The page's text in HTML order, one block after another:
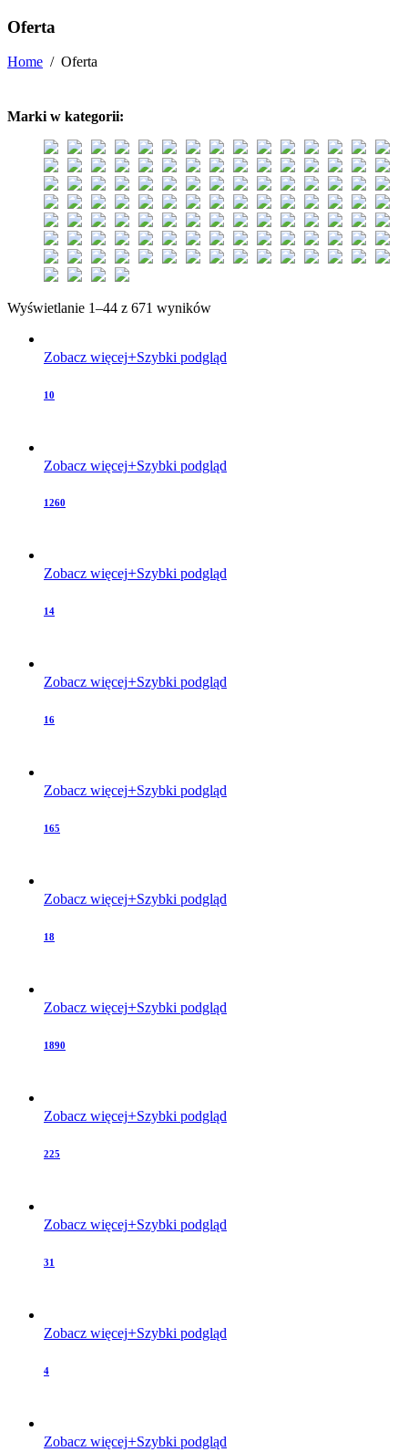
Oferta
Home / Oferta
Marki w kategorii:
Wyświetlanie 1–44 z 671 wyników
Zobacz więcej Szybki podgląd
10
Zobacz więcej Szybki podgląd
1260
Zobacz więcej Szybki podgląd
14
Zobacz więcej Szybki podgląd
16
Zobacz więcej Szybki podgląd
165
Zobacz więcej Szybki podgląd
18
Zobacz więcej Szybki podgląd
1890
Zobacz więcej Szybki podgląd
225
Zobacz więcej Szybki podgląd
31
Zobacz więcej Szybki podgląd
4
Zobacz więcej Szybki podgląd